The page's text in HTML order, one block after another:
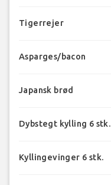
Tigerrejer
Asparges/bacon
Japansk brød
Dybstegt kylling 6 stk.
Kyllingevinger 6 stk.